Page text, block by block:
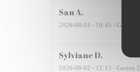
SanA
2026-08-01 - 19:45 - Gasten 2
SylvianeD
2026-08-02 - 12:15 - Gasten 2